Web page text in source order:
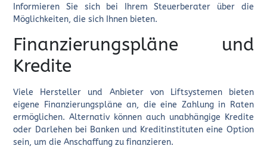
Informieren Sie sich bei Ihrem Steuerberater über die
Möglichkeiten, die sich Ihnen bieten.
Finanzierungspläne und
Kredite
Viele Hersteller und Anbieter von Liftsystemen bieten
eigene Finanzierungspläne an, die eine Zahlung in Raten
ermöglichen. Alternativ können auch unabhängige Kredite
oder Darlehen bei Banken und Kreditinstituten eine Option
sein, um die Anschaffung zu finanzieren.